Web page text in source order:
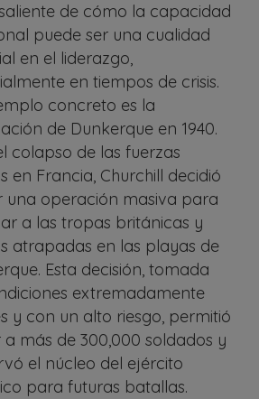
de cómo la capacidad
puede ser una cualidad
en el liderazgo,
en tiempos de crisis.
concreto es la
de Dunkerque en 1940.
colapso de las fuerzas
en Francia, Churchill decidió
una operación masiva para
a las tropas británicas y
atrapadas en las playas de
Esta decisión, tomada
extremadamente
y con un alto riesgo, permitió
a más de 300,000 soldados y
el núcleo del ejército
para futuras batallas.